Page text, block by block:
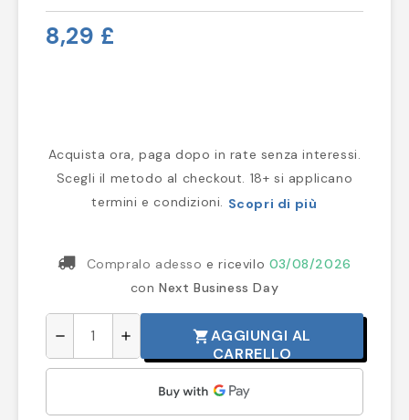
8,29 £
Acquista ora, paga dopo in rate senza interessi.
Scegli il metodo al checkout. 18+ si applicano
termini e condizioni. Scopri di più
Compralo adessoe ricevilo 03/08/2026
conNext Business Day
remove add shopping_cartAGGIUNGI AL
CARRELLO